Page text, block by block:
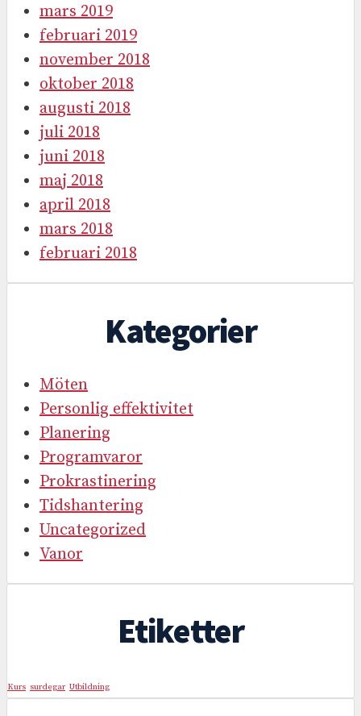
mars 2019
februari 2019
november 2018
oktober 2018
augusti 2018
juli 2018
juni 2018
maj 2018
april 2018
mars 2018
februari 2018
Kategorier
Möten
Personlig effektivitet
Planering
Programvaror
Prokrastinering
Tidshantering
Uncategorized
Vanor
Etiketter
Kurs surdegar Utbildning